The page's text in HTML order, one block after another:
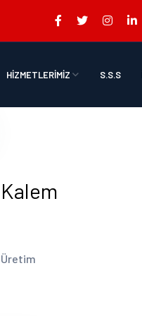
HİZMETLERİMİZ S.S.S
Üretim